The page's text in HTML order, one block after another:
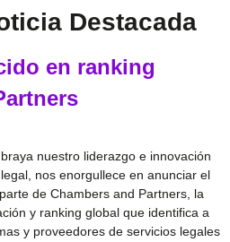
Destacada
en ranking
nuestro liderazgo e innovación
nos enorgullece en anunciar el
de Chambers and Partners, la
y ranking global que identifica a
y proveedores de servicios legales